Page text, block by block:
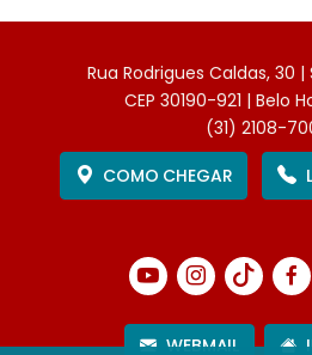
Rua Rodrigues Caldas, 30
CEP 30190-921 | Belo
(31) 2108-
COMO CHEGAR
WEBMAIL